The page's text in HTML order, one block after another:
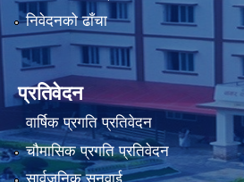
निवेदनको ढाँचा
प्रतिवेदन
वार्षिक प्रगति प्रतिवेदन
चौमासिक प्रगति प्रतिवेदन